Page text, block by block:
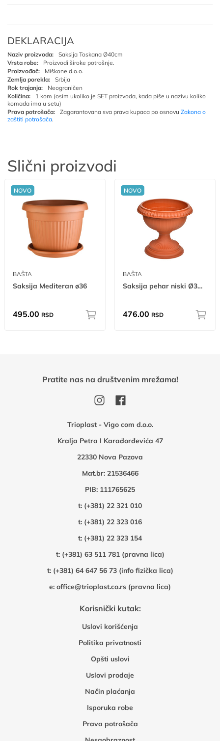
DEKLARACIJA
Naziv proizvoda:
Saksija Toskana Ø40cm
Vrsta robe:
Proizvodi široke potrošnje.
Proizvođač:
Miškone d.o.o.
Zemlja porekla:
Srbija
Rok trajanja:
Neograničen
Količina:
1 kom (osim ukoliko je SET proizvoda, kada piše u nazivu koliko
komada ima u setu)
Prava potrošača:
Zagarantovana sva prava kupaca po osnovu Zakona o
zaštiti potrošača.
Slični proizvodi
NOVO
BAŠTA
Saksija Mediteran ø36
495.00 RSD
NOVO
BAŠTA
Saksija pehar niski Ø32 mn
476.00 RSD
Trioplast - Vigo com d.o.o.
Kralja Petra I Karađorđevića 47
22330 Nova Pazova
Mat.br: 21536466
PIB: 111765625
t: (+381) 22 321 010
t: (+381) 22 323 016
t: (+381) 22 323 154
t: (+381) 63 511 781 (pravna lica)
t: (+381) 64 647 56 73 (info fizička lica)
e: office@trioplast.co.rs (pravna lica)
Korisnički kutak:
Uslovi korišćenja
Politika privatnosti
Opšti uslovi
Uslovi prodaje
Način plaćanja
Isporuka robe
Prava potrošača
Pratite nas na društvenim mrežama!